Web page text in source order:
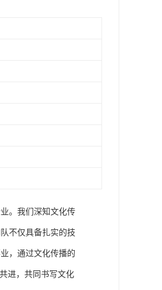
。我们深知文化传
不仅具备扎实的技
，通过文化传播的
进，共同书写文化